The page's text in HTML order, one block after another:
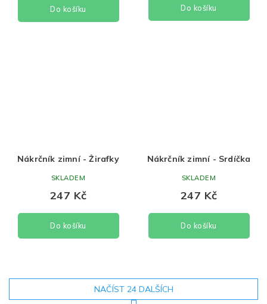
Do košíku Do košíku
Nákrčník zimní - Žirafky
247 Kč
Do košíku
SKLADEM
Nákrčník zimní - Srdíčka
247 Kč
Do košíku
SKLADEM
NAČÍST 24 DALŠÍCH